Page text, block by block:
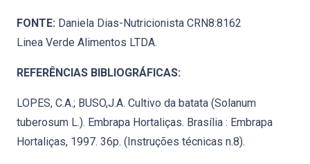
FONTE: Daniela Dias-Nutricionista CRN8:8162
Linea Verde Alimentos LTDA.
REFERÊNCIAS BIBLIOGRÁFICAS:
LOPES, C.A.; BUSO,J.A. Cultivo da batata (Solanum
tuberosum L.). Embrapa Hortaliças. Brasília : Embrapa
Hortaliças, 1997. 36p. (Instruções técnicas n.8).